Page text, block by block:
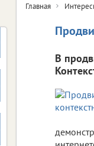
Главная
В